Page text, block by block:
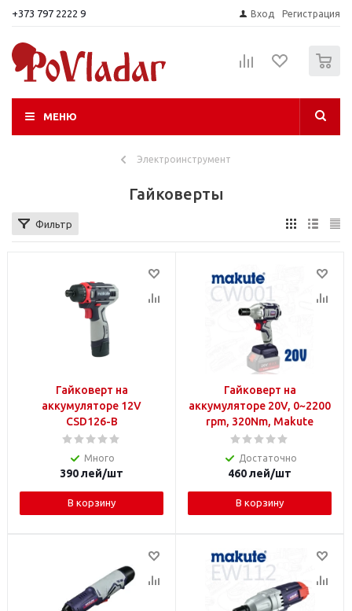
+373 797 2222 9 Вход Регистрация
МЕНЮ
Электроинструмент
Гайковерты
Фильтр
Гайковерт на
аккумуляторе 12V
CSD126-B
Много
390лей/шт
В корзину
Гайковерт на
аккумуляторе 20V, 0~2200
rpm, 320Nm, Makute
Достаточно
460лей/шт
В корзину